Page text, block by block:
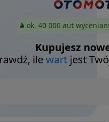
ok. 40 000 aut
Kupujesz
ilewart jest